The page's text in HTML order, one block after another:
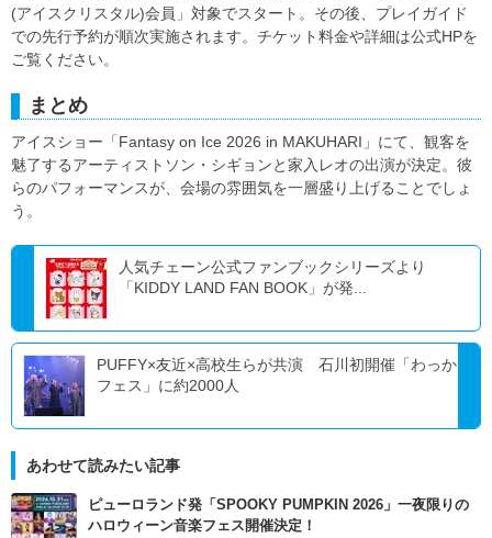
(アイスクリスタル)会員」対象でスタート。その後、プレイガイド
での先行予約が順次実施されます。チケット料金や詳細は公式HPを
ご覧ください。
まとめ
アイスショー「Fantasy on Ice 2026 in MAKUHARI」にて、観客を
魅了するアーティストソン・シギョンと家入レオの出演が決定。彼
らのパフォーマンスが、会場の雰囲気を一層盛り上げることでしょ
う。
人気チェーン公式ファンブックシリーズより
「KIDDY LAND FAN BOOK」が発...
PUFFY×友近×高校生らが共演 石川初開催「わっか
フェス」に約2000人
あわせて読みたい記事
ピューロランド発「SPOOKY PUMPKIN 2026」一夜限りの
ハロウィーン音楽フェス開催決定！